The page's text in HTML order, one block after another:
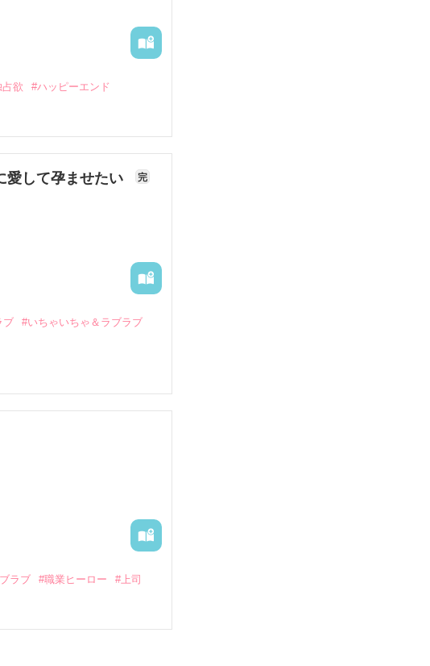
占欲 #ハッピーエンド
愛して孕ませたい 完
ブ
#いちゃいちゃ＆ラブラブ
は、とある財閥御曹司に
判な社長――御影恭司その
しば呼び出された上、二
ラブ #職業ヒーロー #上司